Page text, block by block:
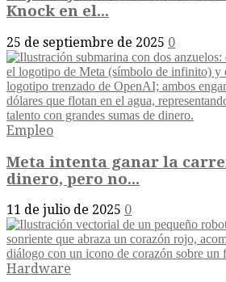
Knock en el...
25 de septiembre de 2025 0
Empleo
Meta intenta ganar la
dinero, pero no...
11 de julio de 2025 0
Hardware